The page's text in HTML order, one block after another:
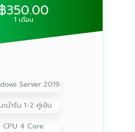
350.00
1 เดือน
Server 2019
ะนำรัน 1-2 คู่เงิน
CPU 4 Core